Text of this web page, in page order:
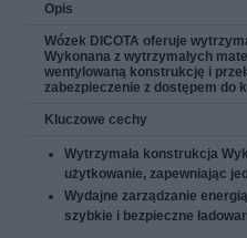
Opis
Wózek DICOTA oferuje
Wykonana z wytrzymałych
wentylowaną konstrukcję i
zabezpieczenie z dostępem do
Kluczowe cechy
Wytrzymała konstrukcja
użytkowanie, zapewniając
Wydajne zarządzanie energią
szybkie i bezpieczne